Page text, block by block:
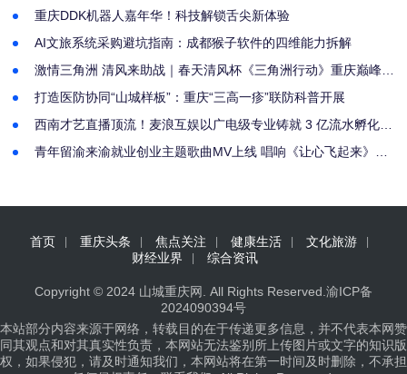
重庆DDK机器人嘉年华！科技解锁舌尖新体验
AI文旅系统采购避坑指南：成都猴子软件的四维能力拆解
激情三角洲 清风来助战｜春天清风杯《三角洲行动》重庆巅峰水
打造医防协同“山城样板”：重庆“三高一疹”联防科普开展
西南才艺直播顶流！麦浪互娱以广电级专业铸就 3 亿流水孵化神
青年留渝来渝就业创业主题歌曲MV上线 唱响《让心飞起来》的
首页 重庆头条 焦点关注 健康生活
文化旅游
财经业界
综合资讯
Copyright © 2024 山城重庆网 . All Rights Reserved. 渝ICP备
2024090394号
本站部分内容来源于网络，转载目的在于传递更多信息，并不代表本网赞
同其观点和对其真实性负责，本网站无法鉴别所上传图片或文字的知识版
权，如果侵犯，请及时通知我们，本网站将在第一时间及时删除，不承担